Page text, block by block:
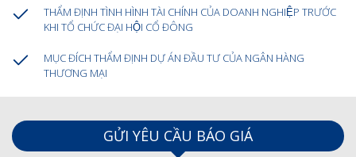
THẨM ĐỊNH TÌNH HÌNH TÀI CHÍNH CỦA DOANH NGHIỆP TRƯỚC
KHI TỔ CHỨC ĐẠI HỘI CỔ ĐÔNG
MỤC ĐÍCH THẨM ĐỊNH DỰ ÁN ĐẦU TƯ CỦA NGÂN HÀNG
THƯƠNG MẠI
GỬI YÊU CẦU BÁO GIÁ